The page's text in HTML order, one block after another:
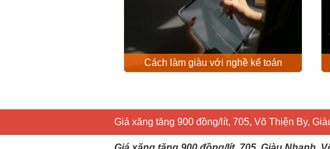
Cách làm giàu với nghề kế toán
Giá xăng tăng 900 đồng/lít, 705, Võ Thiện By,